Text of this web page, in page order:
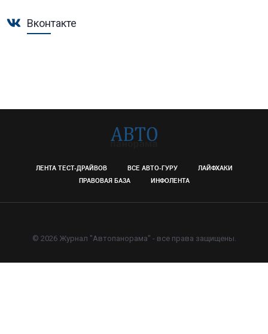
Вконтакте
ЛЕНТА ТЕСТ-ДРАЙВОВ ВСЕ АВТО-ГУРУ
ЛАЙФХАКИ
ПРАВОВАЯ БАЗА
ИНФОЛЕНТА
© 2026 Журнал "Автопанорама" - все права защищены.